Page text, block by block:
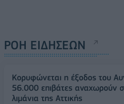
ΡΟΗ ΕΙΔΗΣΕΩΝ
Κορυφώνεται η έξοδος του
56.000 επιβάτες αναχωρούν
λιμάνια της Αττικής